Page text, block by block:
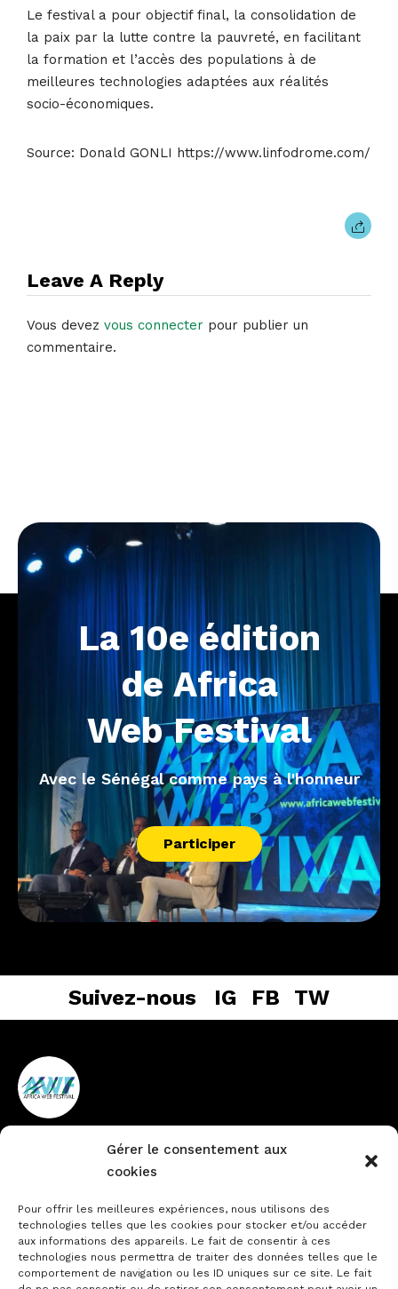
Gérer le consentement aux
cookies
Pour offrir les meilleures expériences, nous utilisons des
technologies telles que les cookies pour stocker et/ou accéder
aux informations des appareils. Le fait de consentir à ces
technologies nous permettra de traiter des données telles que le
comportement de navigation ou les ID uniques sur ce site. Le fait
Le festival a pour objectif final, la consolidation de
la paix par la lutte contre la pauvreté, en facilitant
la formation et l’accès des populations à de
meilleures technologies adaptées aux réalités
socio-économiques.
Source: Donald GONLI https://www.linfodrome.com/
Leave A Reply
Vous devez vous connecter pour publier un
commentaire.
La 10e édition
de Africa
Web Festival
Avec le Sénégal comme pays à l'honneur
Participer
Suivez-nous IG FB TW
Vieux Cocody non loin de la
Technique
Contactez-nous